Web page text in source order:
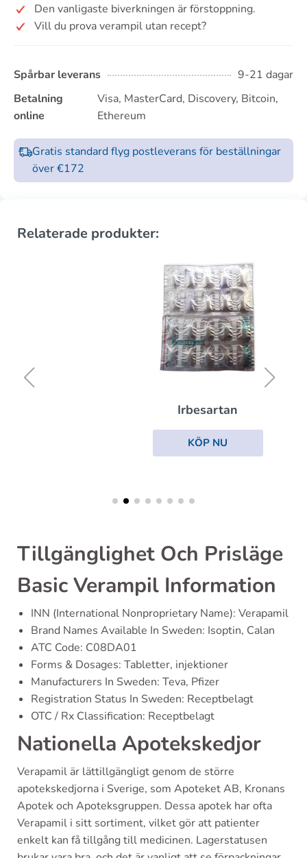
Den vanligaste biverkningen är förstoppning.
Vill du prova verampil utan recept?
Spårbar leverans
9-21 dagar
Betalning
online
Visa, MasterCard, Discovery, Bitcoin,
Ethereum
Gratis standard flyg postleverans för beställningar
över €172
Relaterade produkter:
Irbesartan
Tillgänglighet Och Prisläge
Basic Verampil Information
INN (International Nonproprietary Name): Verapamil
Brand Names Available In Sweden: Isoptin, Calan
ATC Code: C08DA01
Forms & Dosages: Tabletter, injektioner
Manufacturers In Sweden: Teva, Pfizer
Registration Status In Sweden: Receptbelagt
OTC / Rx Classification: Receptbelagt
Nationella Apotekskedjor
Verapamil är lättillgängligt genom de större
apotekskedjorna i Sverige, som Apoteket AB, Kronans
Apotek och Apoteksgruppen. Dessa apotek har ofta
Verapamil i sitt sortiment, vilket gör att patienter
enkelt kan få tillgång till medicinen. Lagerstatusen